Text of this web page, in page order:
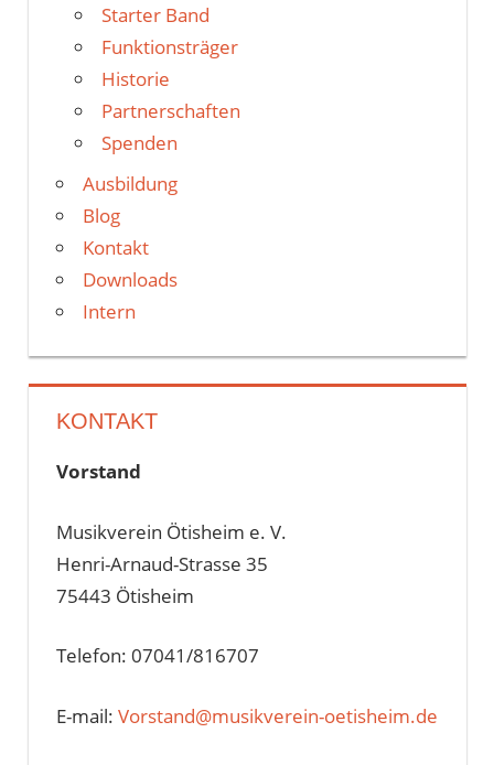
Starter Band
Funktionsträger
Historie
Partnerschaften
Spenden
Ausbildung
Blog
Kontakt
Downloads
Intern
KONTAKT
Vorstand
Musikverein Ötisheim e. V.
Henri-Arnaud-Strasse 35
75443 Ötisheim
Telefon: 07041/816707
E-mail: Vorstand@musikverein-oetisheim.de